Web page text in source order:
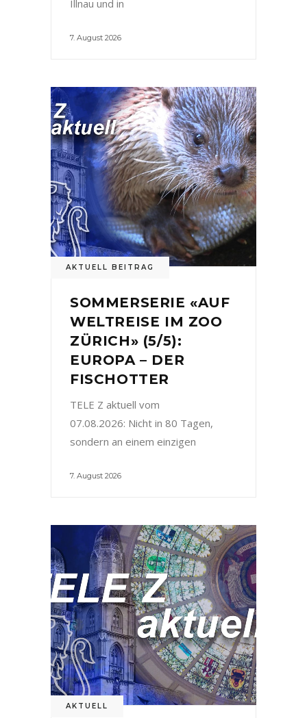
Illnau und in
7. August 2026
AKTUELL BEITRAG
SOMMERSERIE «AUF
WELTREISE IM ZOO
ZÜRICH» (5/5):
EUROPA – DER
FISCHOTTER
TELE Z aktuell vom
07.08.2026: Nicht in 80 Tagen,
sondern an einem einzigen
7. August 2026
AKTUELL